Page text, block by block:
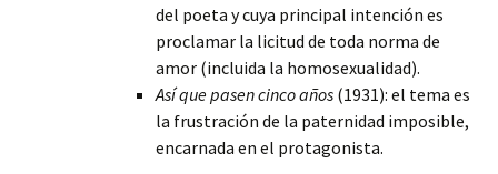
del poeta y cuya principal intención es
proclamar la licitud de toda norma de
amor (incluida la homosexualidad).
Así que pasen cinco años (1931): el tema es
la frustración de la paternidad imposible,
encarnada en el protagonista.